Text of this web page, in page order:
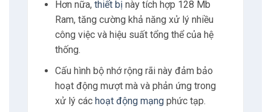
Hơn nữa, thiết bị này tích hợp 128 Mb
Ram, tăng cường khả năng xử lý nhiều
công việc và hiệu suất tổng thể của hệ
thống.
Cấu hình bộ nhớ rộng rãi này đảm bảo
hoạt động mượt mà và phản ứng trong
xử lý các hoạt động mạngphức tạp.